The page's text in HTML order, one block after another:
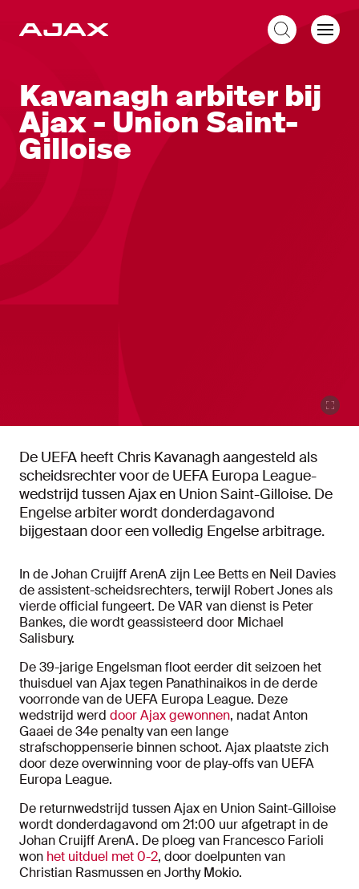
Kavanagh arbiter bij
Ajax - Union Saint-
Gilloise
De UEFA heeft Chris Kavanagh aangesteld als
scheidsrechter voor de UEFA Europa League-
wedstrijd tussen Ajax en Union Saint-Gilloise. De
Engelse arbiter wordt donderdagavond
bijgestaan door een volledig Engelse arbitrage.
In de Johan Cruijff ArenA zijn Lee Betts en Neil Davies
de assistent-scheidsrechters, terwijl Robert Jones als
vierde official fungeert. De VAR van dienst is Peter
Bankes, die wordt geassisteerd door Michael
Salisbury.
De 39-jarige Engelsman floot eerder dit seizoen het
thuisduel van Ajax tegen Panathinaikos in de derde
voorronde van de UEFA Europa League. Deze
wedstrijd werd door Ajax gewonnen, nadat Anton
Gaaei de 34e penalty van een lange
strafschoppenserie binnen schoot. Ajax plaatste zich
door deze overwinning voor de play-offs van UEFA
Europa League.
De returnwedstrijd tussen Ajax en Union Saint-Gilloise
wordt donderdagavond om 21:00 uur afgetrapt in de
Johan Cruijff ArenA. De ploeg van Francesco Farioli
won het uitduel met 0-2, door doelpunten van
Christian Rasmussen en Jorthy Mokio.